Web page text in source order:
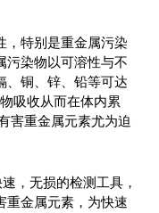
，特别是重金属污染
污染物以可溶性与不
、铜、锌、铅等可达
吸收从而在体内累
害重金属元素尤为迫
，无损的检测工具，
重金属元素，为快速